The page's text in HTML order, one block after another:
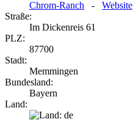
Chrom-Ranch - Website
Straße:
Im Dickenreis 61
PLZ:
87700
Stadt:
Memmingen
Bundesland:
Bayern
Land: